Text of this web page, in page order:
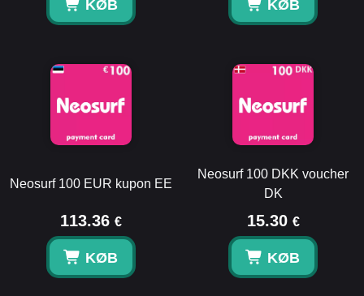
KØB KØB
Neosurf 100 EUR kupon EE
113.36 €
KØB
Neosurf 100 DKK voucher
DK
15.30 €
KØB